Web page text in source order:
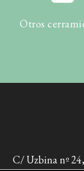
Otros
C/ Uzbina nº